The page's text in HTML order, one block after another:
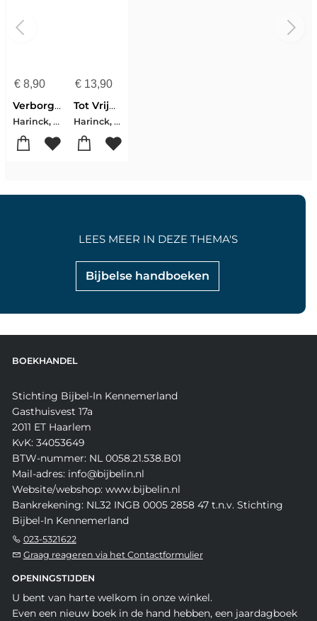
€8,90
Verborgen Zegen In Beproeving En Kruis
Harinck, Ds. W.
€13,90
Tot Vrijheid Geroepen
Harinck, Ds. W.
Bijbelse handboeken
LEES MEER IN DEZE THEMA'S
BOEKHANDEL
Stichting Bijbel-In Kennemerland
Gasthuisvest 17a
2011 ET Haarlem
KvK: 34053649
BTW-nummer: NL 0058.21.538.B01
Mail-adres: info@bijbelin.nl
Website/webshop: www.bijbelin.nl
Bankrekening: NL32 INGB 0005 2858 47 t.n.v. Stichting
Bijbel-In Kennemerland
023-5321622
Graag reageren via het Contactformulier
OPENINGSTIJDEN
U bent van harte welkom in onze winkel.
Even een nieuw boek in de hand hebben, een jaardagboek